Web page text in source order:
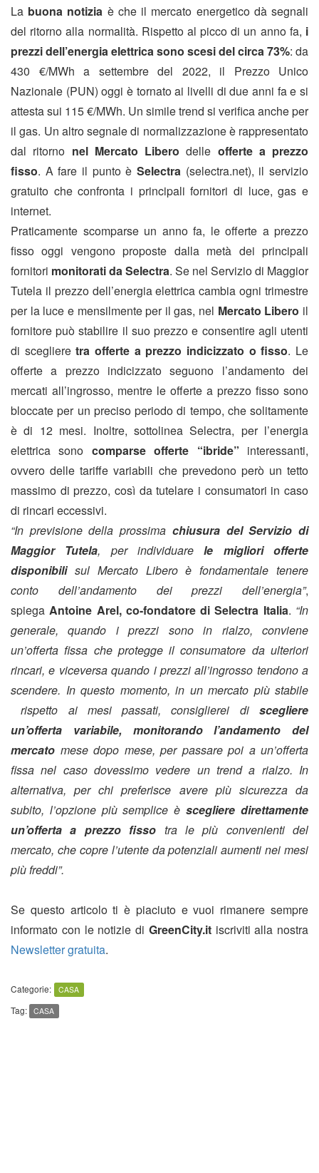
La buona notizia è che il mercato energetico dà segnali
del ritorno alla normalità. Rispetto al picco di un anno fa, i
prezzi dell’energia elettrica sono scesi del circa 73%: da
430 €/MWh a settembre del 2022, il Prezzo Unico
Nazionale (PUN) oggi è tornato ai livelli di due anni fa e si
attesta sui 115 €/MWh. Un simile trend si verifica anche per
il gas. Un altro segnale di normalizzazione è rappresentato
dal ritorno nel Mercato Libero delle offerte a prezzo
fisso. A fare il punto èSelectra (selectra.net), il servizio
gratuito che confronta i principali fornitori di luce, gas e
internet.
Praticamente scomparse un anno fa, le offerte a prezzo
fisso oggi vengono proposte dalla metà dei principali
fornitori monitorati da Selectra. Se nel Servizio di Maggior
Tutela il prezzo dell’energia elettrica cambia ogni trimestre
per la luce e mensilmente per il gas, nel Mercato Libero il
fornitore può stabilire il suo prezzo e consentire agli utenti
di sceglieretra offerte a prezzo indicizzato o fisso. Le
offerte a prezzo indicizzato seguono l’andamento dei
mercati all’ingrosso, mentre le offerte a prezzo fisso sono
bloccate per un preciso periodo di tempo, che solitamente
è di 12 mesi. Inoltre, sottolinea Selectra, per l’energia
elettrica sono comparse offerte “ibride” interessanti,
ovvero delle tariffe variabili che prevedono però un tetto
massimo di prezzo, così da tutelare i consumatori in caso
di rincari eccessivi.
“In previsione della prossima chiusura del Servizio di
Maggior Tutela, per individuarele migliori offerte
disponibilisul Mercato Libero è fondamentale tenere
conto dell’andamento dei prezzi dell’energia”,
spiegaAntoine Arel, co-fondatore di Selectra Italia. “In
generale, quando i prezzi sono in rialzo, conviene
un’offerta fissa che protegge il consumatore da ulteriori
rincari, e viceversa quando i prezzi all’ingrosso tendono a
scendere. In questo momento, in un mercato più stabile
rispetto ai mesi passati, consiglierei di scegliere
un’offerta variabile, monitorando l’andamento del
mercato mese dopo mese, per passare poi a un’offerta
fissa nel caso dovessimo vedere un trend a rialzo. In
alternativa, per chi preferisce avere più sicurezza da
subito, l’opzione più semplice èscegliere direttamente
un’offerta a prezzo fisso tra le più convenienti del
mercato, che copre l’utente da potenziali aumenti nei mesi
più freddi”.
Se questo articolo ti è piaciuto e vuoi rimanere sempre
informato con le notizie di GreenCity.itiscriviti alla nostra
Newsletter gratuita.
Categorie: CASA
Tag: CASA